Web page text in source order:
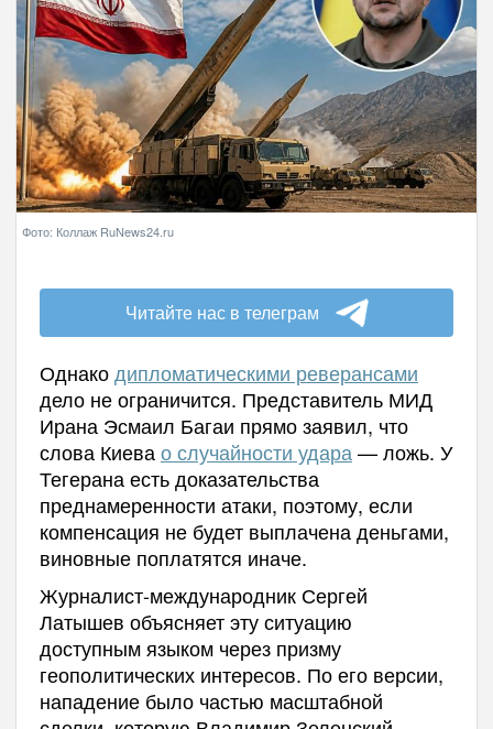
Фото: Коллаж RuNews24.ru
Читайте нас в телеграм
Однакодипломатическими реверансами
дело не ограничится. Представитель МИД
Ирана Эсмаил Багаи прямо заявил, что
слова Киевао случайности удара— ложь. У
Тегерана есть доказательства
преднамеренности атаки, поэтому, если
компенсация не будет выплачена деньгами,
виновные поплатятся иначе.
Журналист-международник Сергей
Латышев объясняет эту ситуацию
доступным языком через призму
геополитических интересов. По его версии,
нападение было частью масштабной